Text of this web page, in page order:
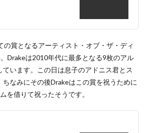
の賞となるアーティスト・オブ・ザ・ディ
Drakeは2010年代に最多となる9枚のアル
います。この日は息子のアドニス君とス
ちなみにその後Drakeはこの賞を祝うために
を借りて祝ったそうです。